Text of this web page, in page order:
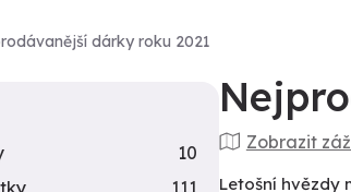
dárky roku 2021
Zobrazit
Letošní hvězdy
10
111